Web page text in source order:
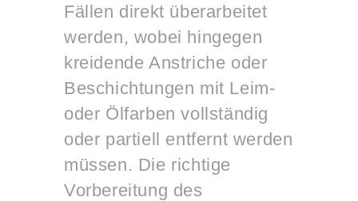
Fällen direkt überarbeitet
werden, wobei hingegen
kreidende Anstriche oder
Beschichtungen mit Leim-
oder Ölfarben vollständig
oder partiell entfernt werden
müssen. Die richtige
Vorbereitung des